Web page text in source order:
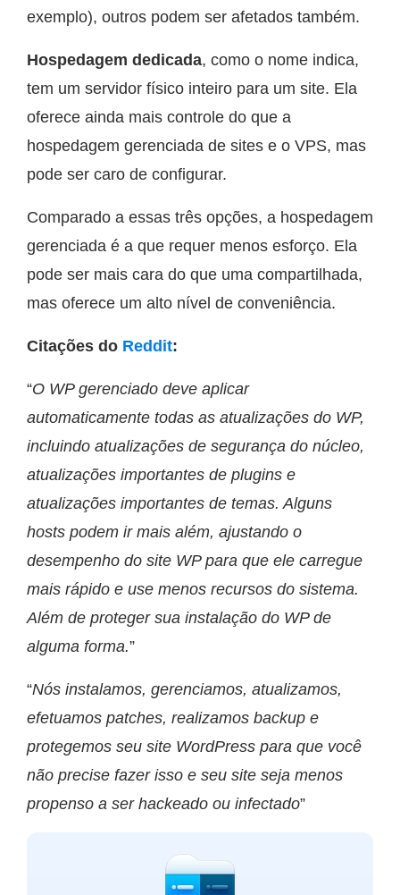
exemplo), outros podem ser afetados também.
Hospedagem dedicada, como o nome indica,
tem um servidor físico inteiro para um site. Ela
oferece ainda mais controle do que a
hospedagem gerenciada de sites e o VPS, mas
pode ser caro de configurar.
Comparado a essas três opções, a hospedagem
gerenciada é a que requer menos esforço. Ela
pode ser mais cara do que uma compartilhada,
mas oferece um alto nível de conveniência.
Citações do Reddit:
“O WP gerenciado deve aplicar
automaticamente todas as atualizações do WP,
incluindo atualizações de segurança do núcleo,
atualizações importantes de plugins e
atualizações importantes de temas. Alguns
hosts podem ir mais além, ajustando o
desempenho do site WP para que ele carregue
mais rápido e use menos recursos do sistema.
Além de proteger sua instalação do WP de
alguma forma.”
“Nós instalamos, gerenciamos, atualizamos,
efetuamos patches, realizamos backup e
protegemos seu site WordPress para que você
não precise fazer isso e seu site seja menos
propenso a ser hackeado ou infectado”